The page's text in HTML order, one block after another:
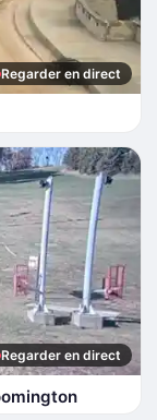
Regarder en direct
Regarder en direct